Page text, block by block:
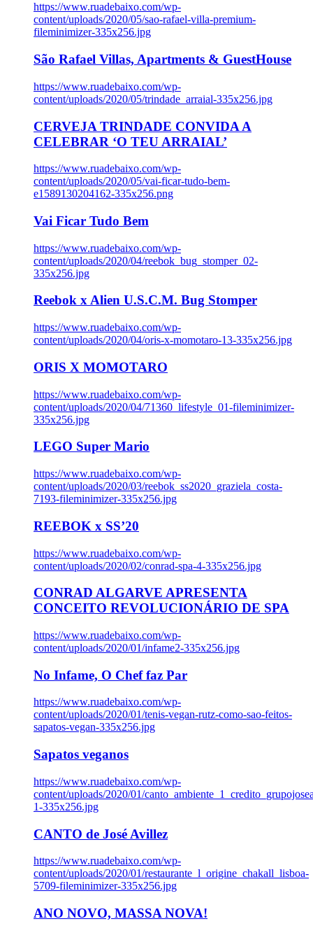
https://www.ruadebaixo.com/wp-
content/uploads/2020/05/sao-rafael-villa-premium-
fileminimizer-335x256.jpg
São Rafael Villas, Apartments & GuestHouse
https://www.ruadebaixo.com/wp-
content/uploads/2020/05/trindade_arraial-335x256.jpg
CERVEJA TRINDADE CONVIDA A
CELEBRAR ‘O TEU ARRAIAL’
https://www.ruadebaixo.com/wp-
content/uploads/2020/05/vai-ficar-tudo-bem-
e1589130204162-335x256.png
Vai Ficar Tudo Bem
https://www.ruadebaixo.com/wp-
content/uploads/2020/04/reebok_bug_stomper_02-
335x256.jpg
Reebok x Alien U.S.C.M. Bug Stomper
https://www.ruadebaixo.com/wp-
content/uploads/2020/04/oris-x-momotaro-13-335x256.jpg
ORIS X MOMOTARO
https://www.ruadebaixo.com/wp-
content/uploads/2020/04/71360_lifestyle_01-fileminimizer-
335x256.jpg
LEGO Super Mario
https://www.ruadebaixo.com/wp-
content/uploads/2020/03/reebok_ss2020_graziela_costa-
7193-fileminimizer-335x256.jpg
REEBOK x SS’20
https://www.ruadebaixo.com/wp-
content/uploads/2020/02/conrad-spa-4-335x256.jpg
CONRAD ALGARVE APRESENTA
CONCEITO REVOLUCIONÁRIO DE SPA
https://www.ruadebaixo.com/wp-
content/uploads/2020/01/infame2-335x256.jpg
No Infame, O Chef faz Par
https://www.ruadebaixo.com/wp-
content/uploads/2020/01/tenis-vegan-rutz-como-sao-feitos-
sapatos-vegan-335x256.jpg
Sapatos veganos
https://www.ruadebaixo.com/wp-
content/uploads/2020/01/
1-335x256.jpg
CANTO de José Avillez
https://www.ruadebaixo.com/wp-
content/uploads/2020/01/restaurante_l_origine_chakall_lisboa-
5709-fileminimizer-335x256.jpg
ANO NOVO, MASSA NOVA!